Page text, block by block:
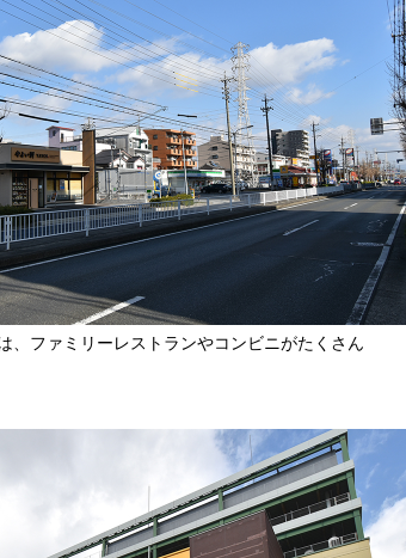
、ファミリーレストランやコンビニがたくさん